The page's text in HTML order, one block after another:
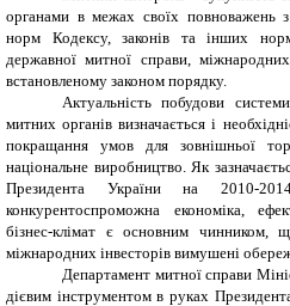
органами в межах своїх повноважень
норм Кодексу, законів та інших
державної митної справи,
встановленому законом порядку.
Актуальність побудови
митних органів визначається і
покращання умов для зовнішньої
національне виробництво. Як
Президента України на 2010-
конкурентоспроможна економіка,
бізнес-клімат є основним чинником,
міжнародних інвесторів вимушені
Департамент митної справи
дієвим інструментом в руках